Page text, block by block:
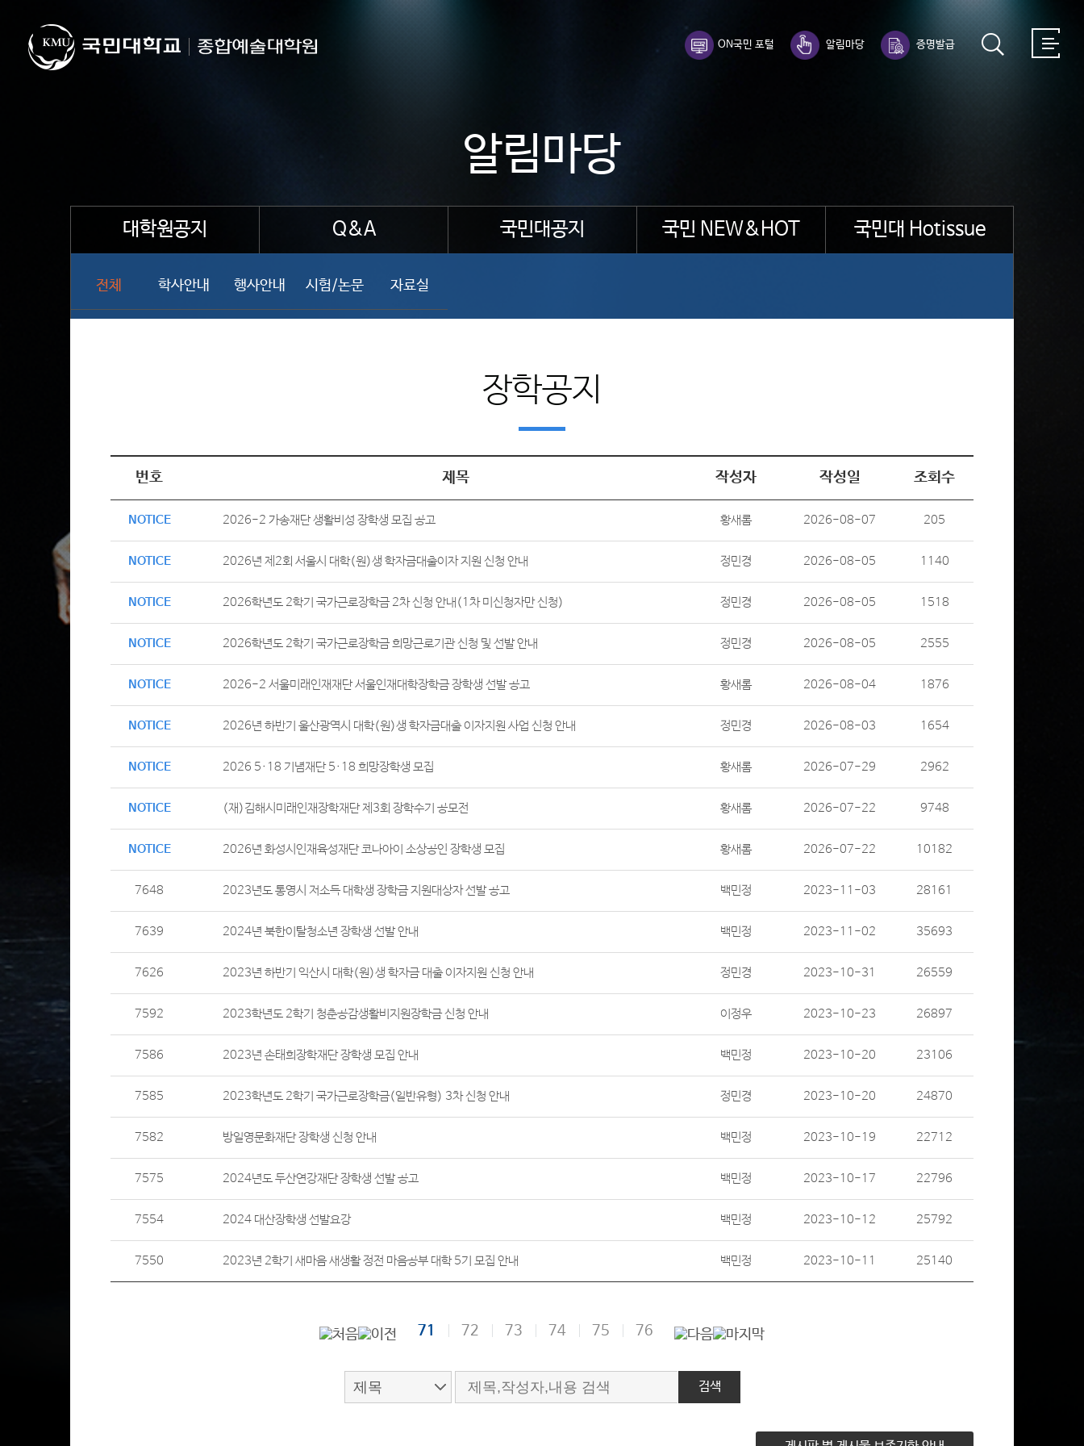
ON국민 포털 알림마당 증명발급
알림마당
대학원공지
전체 학사안내 행사안내 시험/논문 자료실
Q&A 국민대공지 국민 NEW&HOT 국민대 Hotissue
장학공지
번호 제목 작성자 작성일 조회수
NOTICE 2026-2 가송재단 생활비성 장학생 모집 공고 황새롬 2026-08-07 205
NOTICE 2026년 제2회 서울시 대학(원)생 학자금대출이자 지원 신청 안내 정민경 2026-08-05 1140
NOTICE 2026학년도 2학기 국가근로장학금 2차 신청 안내(1차 미신청자만 신청) 정민경 2026-08-05 1518
NOTICE 2026학년도 2학기 국가근로장학금 희망근로기관 신청 및 선발 안내 정민경 2026-08-05 2555
NOTICE 2026-2 서울미래인재재단 서울인재대학장학금 장학생 선발 공고 황새롬 2026-08-04 1876
NOTICE 2026년 하반기 울산광역시 대학(원)생 학자금대출 이자지원 사업 신청 안내 정민경 2026-08-03 1654
NOTICE 2026 5·18 기념재단 5·18 희망장학생 모집 황새롬 2026-07-29 2962
NOTICE (재)김해시미래인재장학재단 제3회 장학수기 공모전 황새롬 2026-07-22 9748
NOTICE 2026년 화성시인재육성재단 코나아이 소상공인 장학생 모집 황새롬 2026-07-22 10182
7648 2023년도 통영시 저소득 대학생 장학금 지원대상자 선발 공고 백민정 2023-11-03 28161
7639 2024년 북한이탈청소년 장학생 선발 안내 백민정 2023-11-02 35693
7626 2023년 하반기 익산시 대학(원)생 학자금 대출 이자지원 신청 안내 정민경 2023-10-31 26559
7592 2023학년도 2학기 청춘공감생활비지원장학금 신청 안내 이정우 2023-10-23 26897
7586 2023년 손태희장학재단 장학생 모집 안내 백민정 2023-10-20 23106
7585 2023학년도 2학기 국가근로장학금(일반유형) 3차 신청 안내 정민경 2023-10-20 24870
7582 방일영문화재단 장학생 신청 안내 백민정 2023-10-19 22712
7575 2024년도 두산연강재단 장학생 선발 공고 백민정 2023-10-17 22796
7554 2024 대산장학생 선발요강 백민정 2023-10-12 25792
7550 2023년 2학기 새마음 새생활 정전 마음공부 대학 5기 모집 안내 백민정 2023-10-11 25140
71 72 73 74 75 76
검색